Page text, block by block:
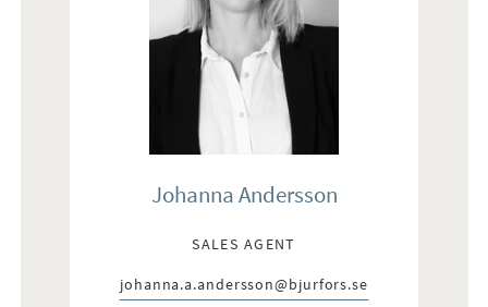
Johanna Andersson
SALES AGENT
E-post:
johanna.a.andersson@bjurfors.se